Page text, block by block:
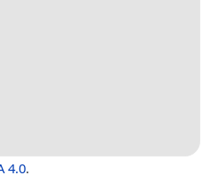
4.0.